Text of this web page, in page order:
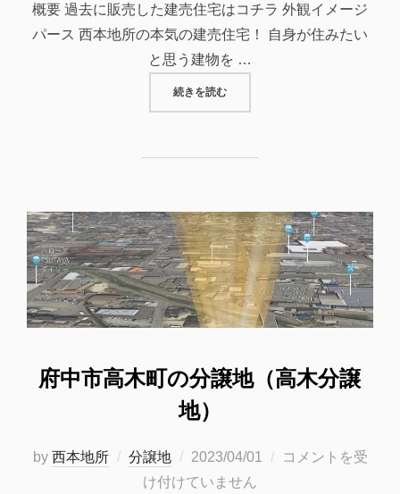
概要 過去に販売した建売住宅はコチラ 外観イメージ
パース 西本地所の本気の建売住宅！ 自身が住みたい
と思う建物を …
続きを読む“【完売御礼】府中市広谷町（広谷
府中市高木町の分譲地（高木分譲
地）
by 西本地所 分譲地
投
稿
2023/04/01
コメントを受
け付けていません